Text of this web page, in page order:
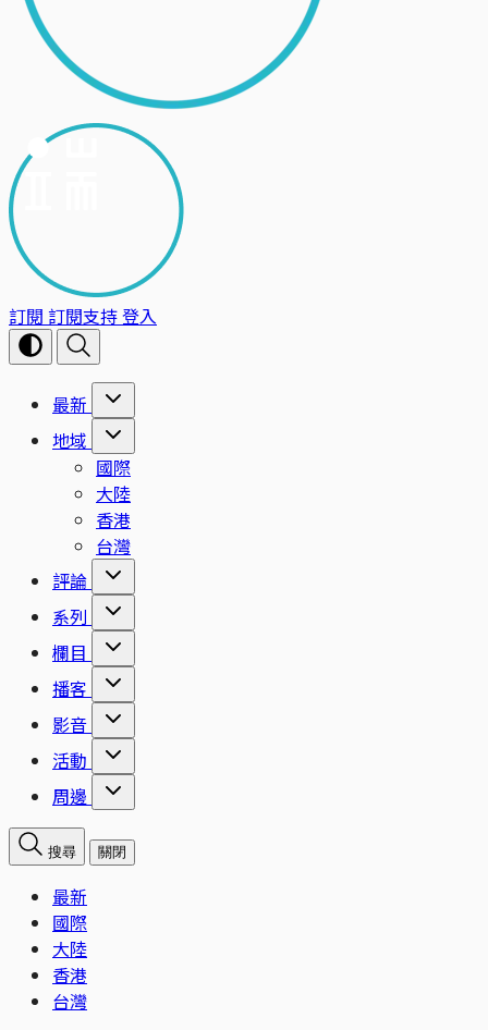
訂閱 訂閱支持登入
最新
地域
國際
大陸
香港
台灣
評論
系列
欄目
播客
影音
活動
周邊
搜尋 關閉
最新
國際
大陸
香港
台灣